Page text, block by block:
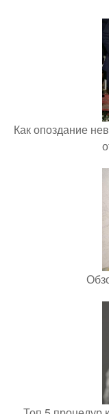
Как опоздание